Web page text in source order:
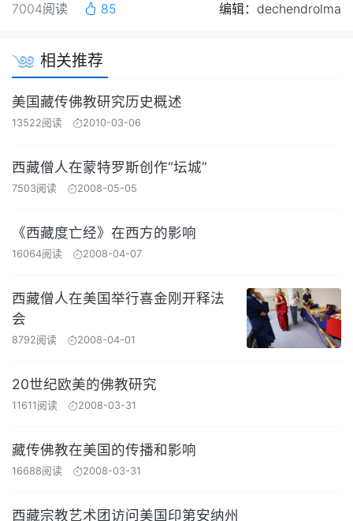
7004阅读 85 编辑：dechendrolma
相关推荐
美国藏传佛教研究历史概述
13522阅读 2010-03-06
西藏僧人在蒙特罗斯创作“坛城”
7503阅读 2008-05-05
《西藏度亡经》在西方的影响
16064阅读 2008-04-07
西藏僧人在美国举行喜金刚开释法
会
8792阅读 2008-04-01
20世纪欧美的佛教研究
11611阅读 2008-03-31
藏传佛教在美国的传播和影响
16688阅读 2008-03-31
西藏宗教艺术团访问美国印第安纳州